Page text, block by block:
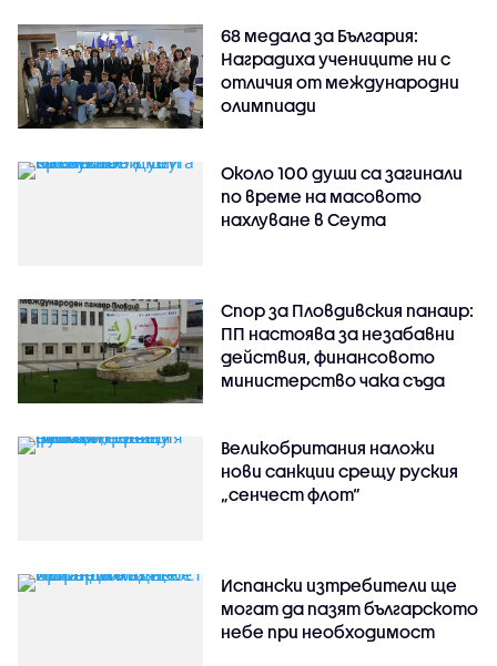
68 медала за България:
Наградиха учениците ни с
отличия от международни
олимпиади
Около 100 души са загинали
по време на масовото
нахлуване в Сеута
Спор за Пловдивския панаир:
ПП настоява за незабавни
действия, финансовото
министерство чака съда
Великобритания наложи
нови санкции срещу руския
„сенчест флот“
Испански изтребители ще
могат да пазят българското
небе при необходимост